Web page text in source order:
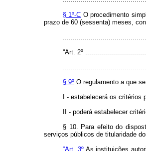
§ 1º-C O procedimento
prazo de 60 (sessenta) meses,
“Art. 2º
§ 9º O regulamento a que
I - estabelecerá os
II - poderá estabelecer
§ 10. Para efeito do
serviços públicos de titularidade
“Art. 3ºAs instituições